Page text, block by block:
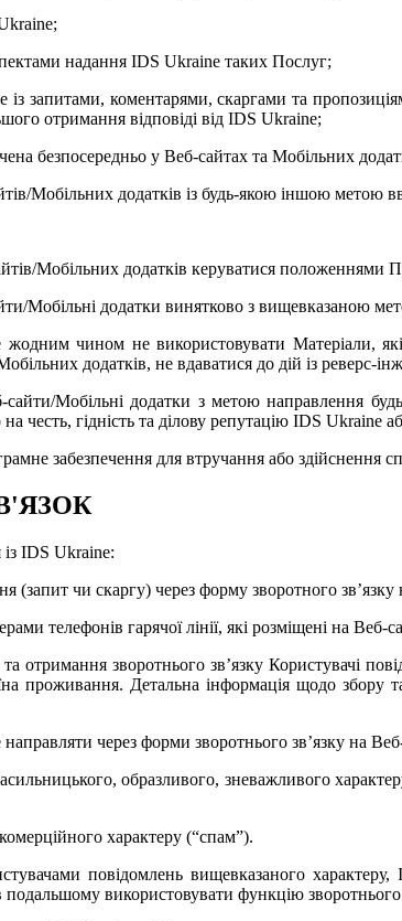
надання IDS Ukraine таких Послуг;
запитами, коментарями, скаргами та
отримання відповіді від IDS Ukraine;
безпосередньо у Веб-сайтах та Мобільних
Мобільних додатків із будь-якою іншою метою
Мобільних додатків керуватися положеннями
Мобільні додатки винятково з вищевказаною
чином не використовувати Матеріали,
додатків, не вдаватися до дій із
Мобільні додатки з метою направлення
честь, гідність та ділову репутацію IDS Ukraine
забезпечення для втручання або здійснення
із IDS Ukraine:
(запит чи скаргу) через форму зворотного зв’язку
телефонів гарячої лінії, які розміщені на Веб-
отримання зворотнього зв’язку Користувачі
проживання. Детальна інформація щодо збору
направляти через форми зворотнього зв’язку на
образливого, зневажливого
характеру (“спам”).
повідомлень вищевказаного
подальшому використовувати функцію зворотнього